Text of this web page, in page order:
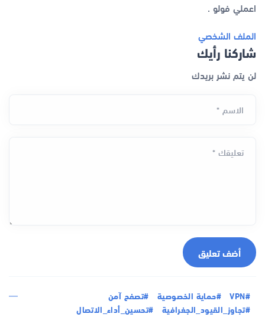
اعملي فولو .
الملف الشخصي
شاركنا رأيك
لن يتم نشر بريدك
الاسم *
تعليقك *
أضف تعليق
#VPN #حماية الخصوصية
#تصفح آمن
#تجاوز_القيود_الجغرافية
#تحسين_أداء_الاتصال